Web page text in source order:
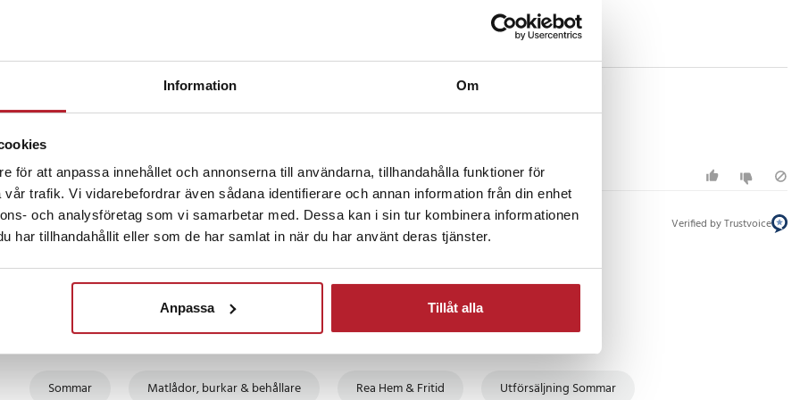
Information Om
för att anpassa innehållet och annonserna till användarna, tillhandahålla funktioner för
trafik. Vi vidarebefordrar även sådana identifierare och annan information från din enhet
och analysföretag som vi samarbetar med. Dessa kan i sin tur kombinera informationen
har tillhandahållit eller som de har samlat in när du har använt deras tjänster.
Anpassa Tillåt alla
din mat med stil och
enklare och mer
fri)
13 x 10 cm
vit (skickas osorterat)
rekommenderas
på grund av defekt stängningssystem och material.
•Visa original
Verified by Trustvoice
Hem & Trädgård Kökstillbehör Rea 50-99 Kronor Köksprodukter
Sommar Matlådor, burkar & behållare Rea Hem & Fritid Utförsäljning Sommar